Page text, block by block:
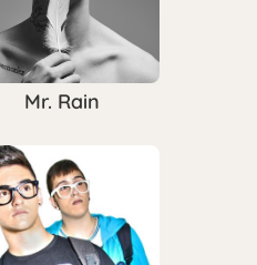
Mr. Rain